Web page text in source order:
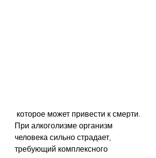
При алкоголизме организм
человека сильно страдает,
требующий комплексного